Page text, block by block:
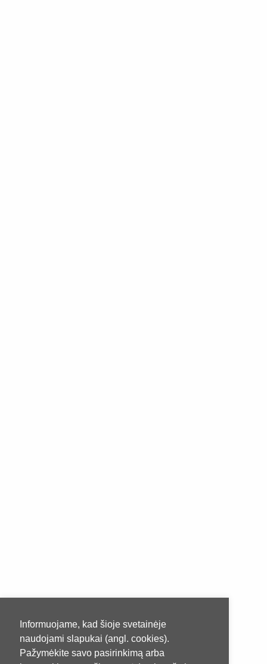
Informuojame, kad šioje svetainėje
naudojami slapukai (angl. cookies).
Pažymėkite savo pasirinkimą arba